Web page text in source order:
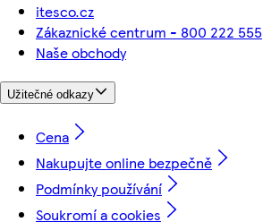
itesco.cz
Zákaznické centrum - 800 222 555
Naše obchody
Užitečné odkazy
Cena
Nakupujte online bezpečně
Podmínky používání
Soukromí a cookies